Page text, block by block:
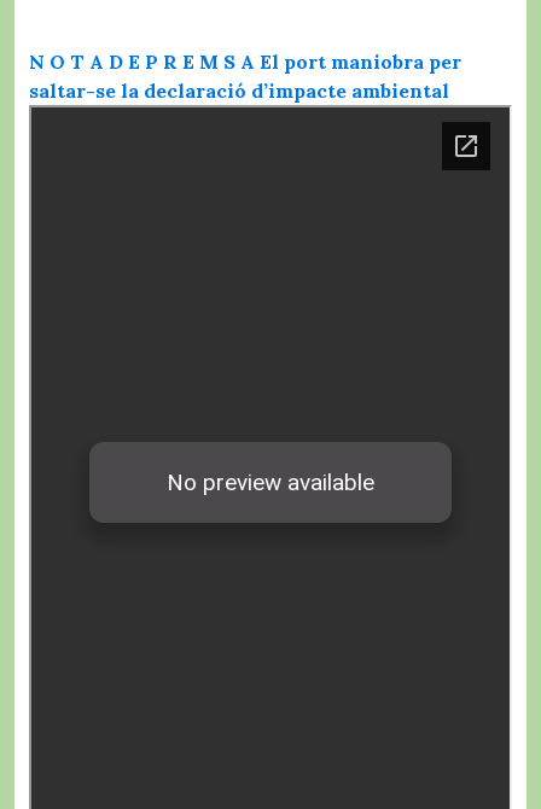
N O T A D E P R E M S A El port maniobra per
saltar-se la declaració d’impacte ambiental